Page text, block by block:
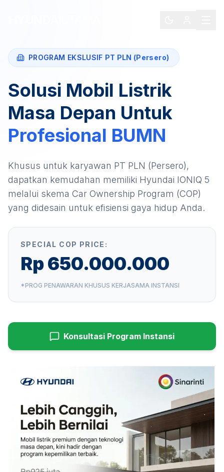
PROGRAM EKSLUSIF PT PLN (Persero)
Solusi Mobil Listrik
Masa Depan Untuk
Profesional BUMN
Khusus untuk karyawan PT PLN (Persero),
dapatkan kemudahan memiliki Hyundai IONIQ 5
melalui skema Car Ownership Program (COP)
yang didesain untuk efisiensi gaya hidup Anda.
SPECIAL COP PRICE:
Rp 650.000.000
*PROG PENAWARAN KHUSUS KERJASAMA INSTANSI
Konsultasi Program Instansi